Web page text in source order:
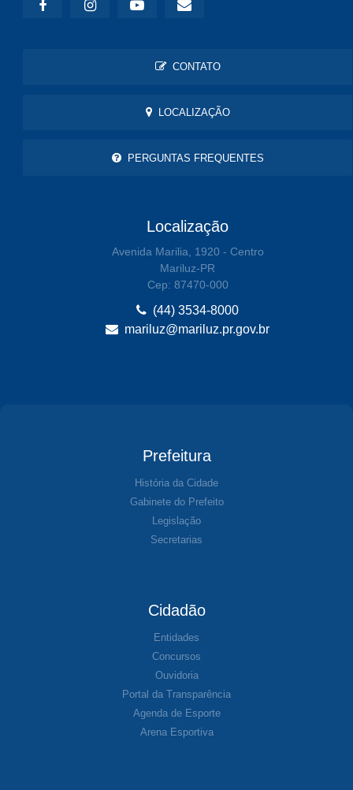
CONTATO
LOCALIZAÇÃO
PERGUNTAS FREQUENTES
Localização
Avenida Marilia, 1920 - Centro
Mariluz-PR
Cep: 87470-000
(44) 3534-8000
mariluz@mariluz.pr.gov.br
Prefeitura
História da Cidade
Gabinete do Prefeito
Legislação
Secretarias
Cidadão
Entidades
Concursos
Ouvidoria
Portal da Transparência
Agenda de Esporte
Arena Esportiva